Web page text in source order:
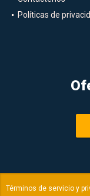
Políticas de
Términos de servicio y